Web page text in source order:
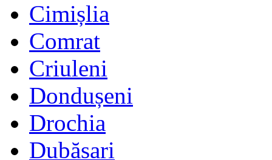
Cimișlia
Comrat
Criuleni
Dondușeni
Drochia
Dubăsari